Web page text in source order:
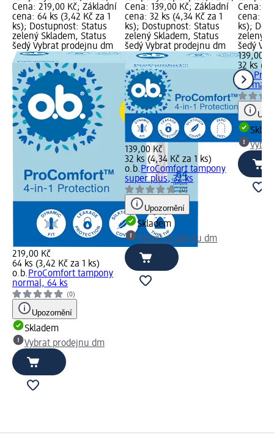
Cena: 219,00 Kč; Základní
cena: 64 ks (3,42 Kč za 1
ks); Dostupnost: Status
zelený Skladem, Status
šedý Vybrat prodejnu dm
219,00 Kč
64 ks (3,42 Kč za 1 ks)
o.b. ProComfort tampony
normal, 64 ks
(0)
Upozornění
Skladem
Vybrat prodejnu dm
Cena: 139,00 Kč; Základní
cena: 32 ks (4,34 Kč za 1
ks); Dostupnost: Status
zelený Skladem, Status
šedý Vybrat prodejnu dm
139,00 Kč
32 ks (4,34 Kč za 1 ks)
o.b. ProComfort tampony
super plus, 32 ks
(0)
Upozornění
Skladem
Vybrat prodejnu dm
Cena:
cena: 32
ks);
zelený
šedý
139,00
32 ks
o.b.
normal,